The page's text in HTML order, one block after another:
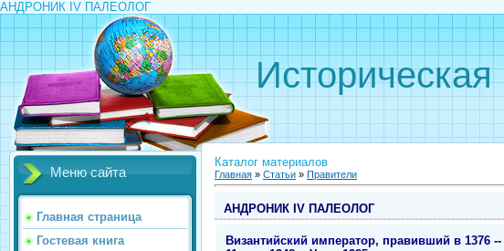
АНДРОНИК IV ПАЛЕОЛОГ
Историческая
Меню сайта
Главная страница
Гостевая книга
Каталог материалов
Главная » Статьи » Правители
АНДРОНИК IV ПАЛЕОЛОГ
Византийский император, правивший в 1376